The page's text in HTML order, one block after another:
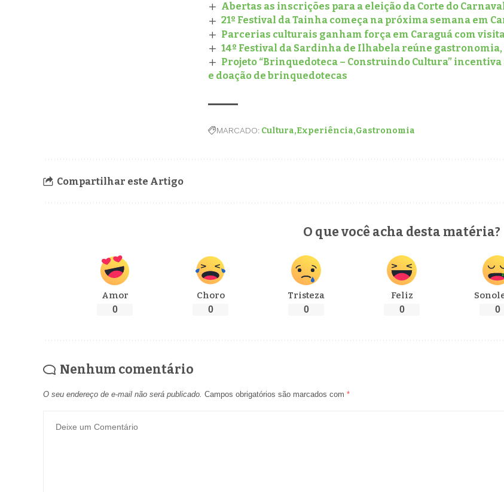
Abertas as inscrições para a eleição da Corte do Carnaval
21º Festival da Tainha começa na próxima semana em
Parcerias culturais ganham força em Caraguá com
14º Festival da Sardinha de Ilhabela reúne
Projeto “Brinquedoteca – Construindo Cultura”
e doação de brinquedotecas
MARCADO: Cultura Experiência Gastronomia
Compartilhar este Artigo
O que você acha desta matéria?
Amor
0
Choro
0
Tristeza
0
Feliz
0 0
Nenhum comentário
O seu endereço de e-mail não será publicado. Campos obrigatórios são marcados com *